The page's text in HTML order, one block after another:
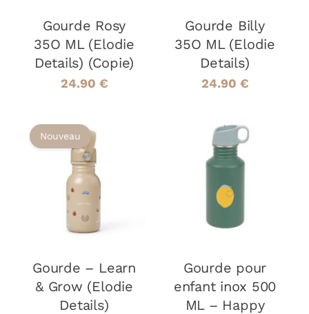
Gourde Rosy
35O ML (Elodie
Details) (Copie)
24.90 €
Gourde Billy
35O ML (Elodie
Details)
24.90 €
AJOUTER AU
PANIER
DÉTAILS
Nouveau
Gourde – Learn
& Grow (Elodie
Details)
AJOUTER AU
PANIER
DÉTAILS
Gourde pour
enfant inox 500
ML – Happy